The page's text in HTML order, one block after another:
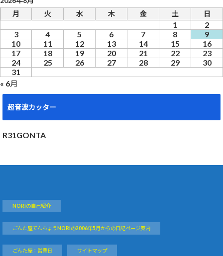
月
火 水 木 金 土 日
1
2
3
4 5 6 7 8
9
10
11 12 13 14 15
16
17
18 19 20 21 22
23
24
25 26 27 28 29
30
31
« 6月
超音波カッター
R31GONTA
NORIの自己紹介
ごんた屋てんちょうNORIの2006年5月からの日記ページ案内
ごんた屋：営業日 サイトマップ